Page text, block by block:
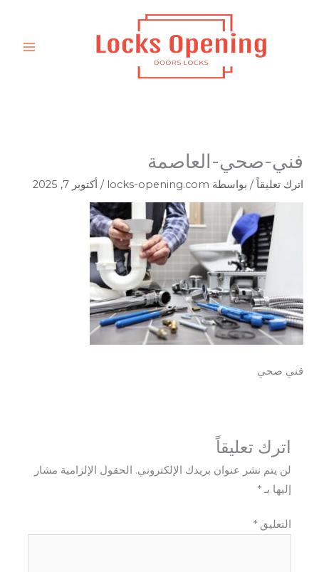
فني-صحي-العاصمة
اترك تعليقاً / بواسطة locks-opening.com
/ أكتوبر 7, 2025
قني صحي
اترك تعليقاً
لن يتم نشر عنوان بريدك الإلكتروني. الحقول الإلزامية مشار
إليها بـ*
التعليق*